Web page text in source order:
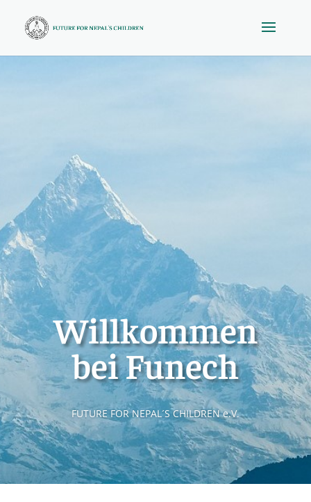
Willkommen
bei Funech
FUTURE FOR NEPAL´S CHILDREN e.V.